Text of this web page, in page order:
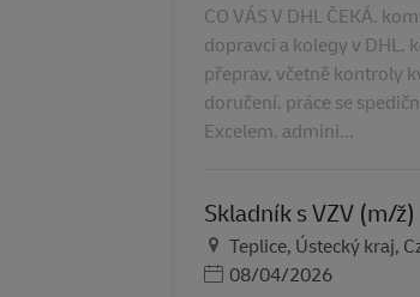
CO VÁS V DHL ČEKÁ.
dopravci a kolegy v DHL.
přeprav, včetně kontroly
doručení. práce se
Excelem. admini...
Skladník s VZV (m/ž)
LieuTeplice, Ústecký kraj,
Posted Date
08/04/2026